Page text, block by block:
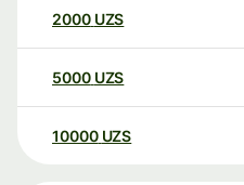
2000 UZS
5000 UZS
10000 UZS